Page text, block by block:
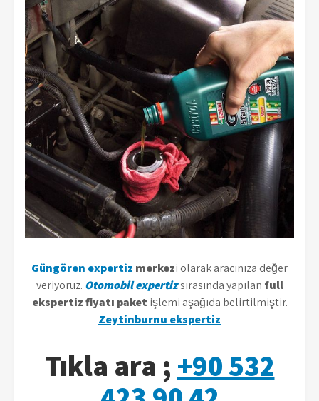
Güngören expertiz merkezi olarak aracınıza değer
veriyoruz. Otomobil expertizsırasında yapılan full
ekspertiz fiyatı paket işlemi aşağıda belirtilmiştir.
Zeytinburnu ekspertiz
Tıkla ara ; +90 532